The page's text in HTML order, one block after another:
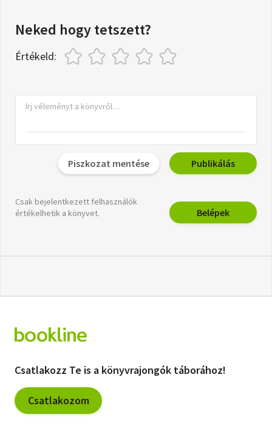
Neked hogy tetszett?
Értékeld:
Piszkozat mentése Publikálás
Csak bejelentkezett felhasználók
értékelhetik a könyvet.
Belépek
Csatlakozz Te is a könyvrajongók táborához!
Csatlakozom